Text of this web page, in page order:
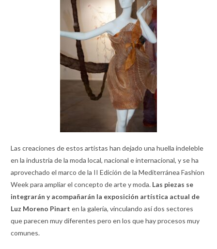
Las creaciones de estos artistas han dejado una huella indeleble
en la industria de la moda local, nacional e internacional, y se ha
aprovechado el marco de la II Edición de la Mediterránea Fashion
Week para ampliar el concepto de arte y moda. Las piezas se
integrarán y acompañarán la exposición artística actual de
Luz Moreno Pinarten la galería, vinculando así dos sectores
que parecen muy diferentes pero en los que hay procesos muy
comunes.